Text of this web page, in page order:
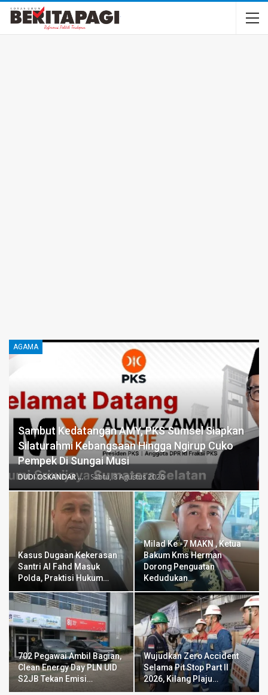
AGAMA
Sambut Kedatangan AMY, PKS Sumsel Siapkan
Silaturahmi Kebangsaan Hingga Ngirup Cuko
Pempek Di Sungai Musi
DUDI OSKANDAR Sabtu, 8 Agustus 2026
Kasus Dugaan Kekerasan
Santri Al Fahd Masuk
Polda, Praktisi Hukum…
Milad Ke -7 MAKN , Ketua
Bakum Kms Herman
Dorong Penguatan
Kedudukan…
702 Pegawai Ambil Bagian,
Clean Energy Day PLN UID
S2JB Tekan Emisi…
Wujudkan Zero Accident
Selama Pit Stop Part II
2026, Kilang Plaju…